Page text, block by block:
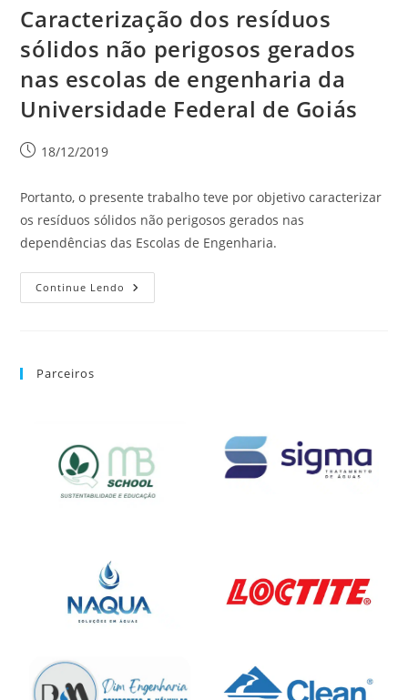
Caracterização dos resíduos
sólidos não perigosos gerados
nas escolas de engenharia da
Universidade Federal de Goiás
18/12/2019
Portanto, o presente trabalho teve por objetivo caracterizar
os resíduos sólidos não perigosos gerados nas
dependências das Escolas de Engenharia.
Continue Lendo
Parceiros